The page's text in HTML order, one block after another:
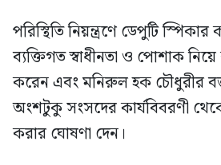
পরিস্থিতি নিয়ন্ত্রণে ডেপুটি
ব্যক্তিগত স্বাধীনতা ও পোশাক
করেন এবং মনিরুল হক চৌধুরীর
অংশটুকু সংসদের কার্যবিবরণী
করার ঘোষণা দেন।